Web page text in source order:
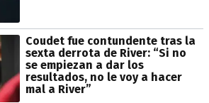
Coudet fue contundente tras la
sexta derrota de River: “Si no
se empiezan a dar los
resultados, no le voy a hacer
mal a River”